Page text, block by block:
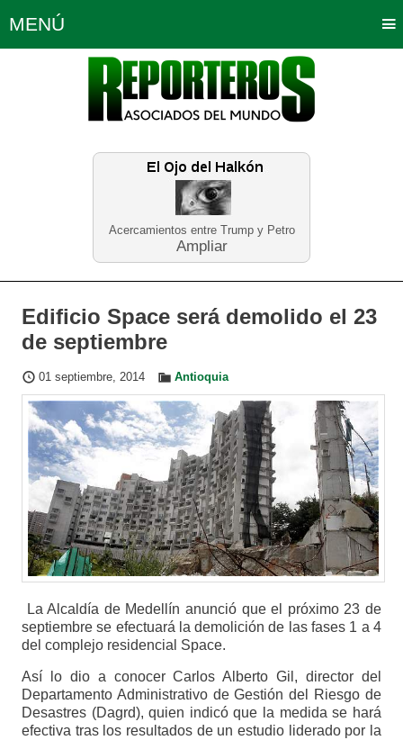
Acercamientos entre Trump y Petro
Ampliar
MENÚ
Política Opinión Bogotá
Planeta Tierra Deportes
Educación Neira
Edificio Space será demolido el 23
de septiembre
01 septiembre, 2014 Antioquia
La Alcaldía de Medellín anunció que el próximo 23 de
septiembre se efectuará la demolición de las fases 1 a 4
del complejo residencial Space.
Así lo dio a conocer Carlos Alberto Gil, director del
Departamento Administrativo de Gestión del Riesgo de
Desastres (Dagrd), quien indicó que la medida se hará
efectiva tras los resultados de un estudio liderado por la